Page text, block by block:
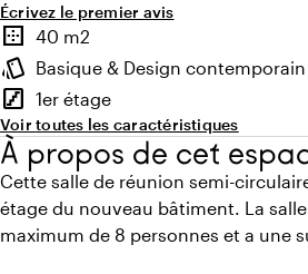
Écrivez le premier avis
Points forts
border_outer
Superficie
40 m2
style
Ambiance
Basique & Design contemporain
stairs
Étage
1er étage
Voir toutes les caractéristiques
À propos de cet
Cette salle de réunion semi-
étage du nouveau bâtiment. La
maximum de 8 personnes et a une